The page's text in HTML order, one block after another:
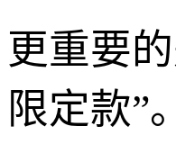
更重要
限定款”